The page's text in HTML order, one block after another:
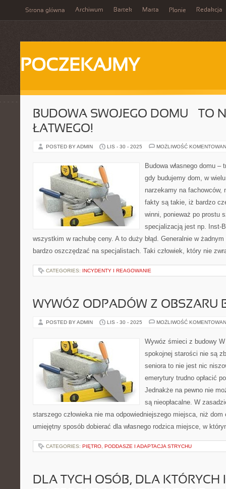
Strona główna Archiwum Bartek Marta Płonie Redakcja
POCZEKAJMY
BUDOWA SWOJEGO DOMU – TO
ŁATWEGO!
POSTED BY ADMIN LIS - 30 - 2025 MOŻLIWOŚĆ
Budowa własnego domu –
gdy budujemy dom, w
narzekamy na fachowców,
fakty są takie, iż bardzo
winni, ponieważ po prostu
specjalizacją jest np. Inst-
wszystkim w rachubę ceny. A to duży błąd. Generalnie w
bardzo oszczędzać na specjalistach. Taki człowiek, który nie
CATEGORIES: INCYDENTY I REAGOWANIE
WYWÓZ ODPADÓW Z OBSZARU
POSTED BY ADMIN LIS - 30 - 2025 MOŻLIWOŚĆ
Wywóz śmieci z budowy
spokojnej starości nie są
seniora to nie jest nic
emerytury trudno opłacić
Jednakże na pewno nie
są nieopłacalne. W
starszego człowieka nie ma odpowiedniejszego miejsca, niż
umiejętny sposób dobierać dla własnego rodzica miejsce, w
CATEGORIES: PIĘTRO, PODDASZE I ADAPTACJA STRYCHU
DLA TYCH OSÓB, DLA KTÓRYCH